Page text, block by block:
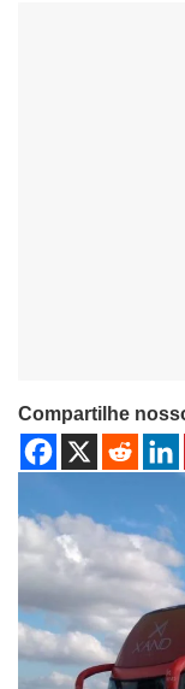
Compartilhe